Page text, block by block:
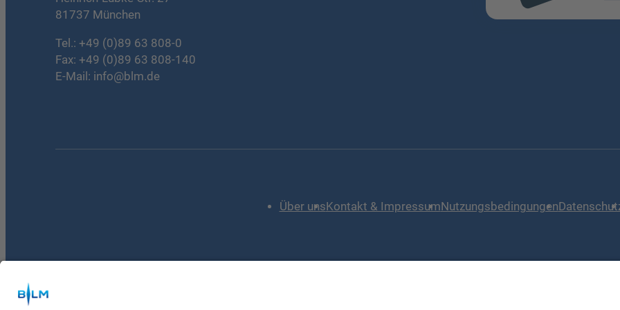
81737 München
Tel.: +49 (0)89 63 808-0
Fax: +49 (0)89 63 808-140
E-Mail: info@blm.de
l
Über unsKontakt & ImpressumNutzungsbedingungen